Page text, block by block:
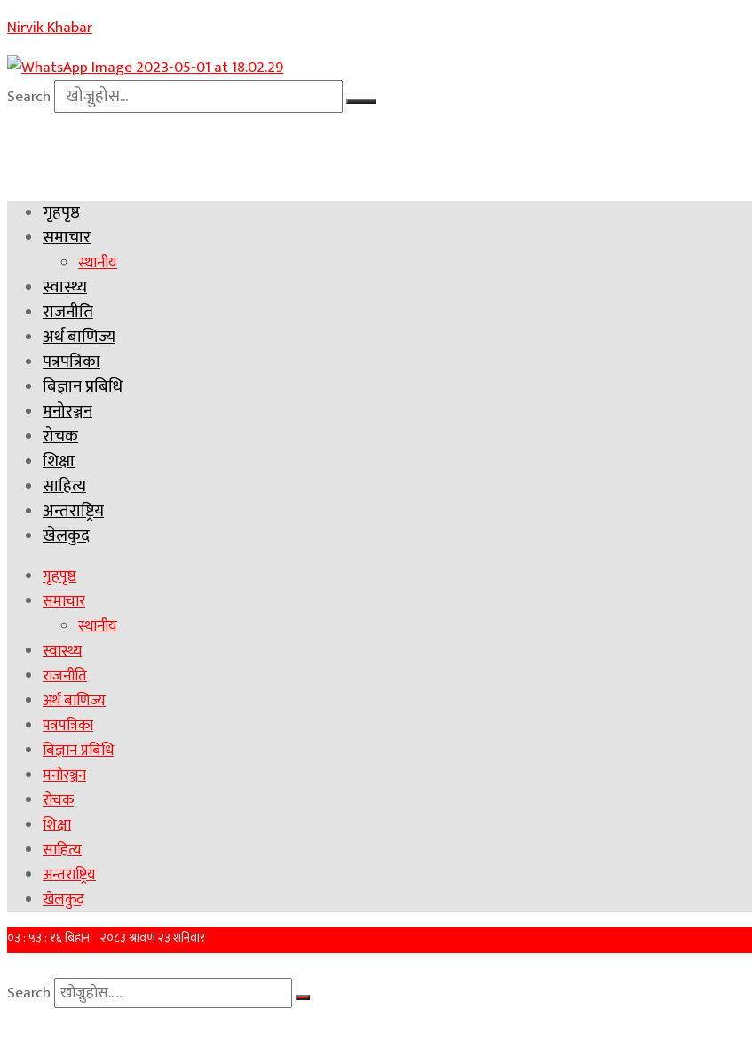
Nirvik Khabar
Search
गृहपृष्ठ
समाचार
स्थानीय
स्वास्थ्य
राजनीति
अर्थ बाणिज्य
पत्रपत्रिका
बिज्ञान प्रबिधि
मनोरञ्जन
रोचक
शिक्षा
साहित्य
अन्तराष्ट्रिय
खेलकुद
गृहपृष्ठ
समाचार
स्थानीय
स्वास्थ्य
राजनीति
अर्थ बाणिज्य
पत्रपत्रिका
बिज्ञान प्रबिधि
मनोरञ्जन
रोचक
शिक्षा
साहित्य
अन्तराष्ट्रिय
खेलकुद
Search